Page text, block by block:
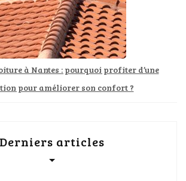
à Nantes : pourquoi profiter d’une
pour améliorer son confort ?
Derniers articles